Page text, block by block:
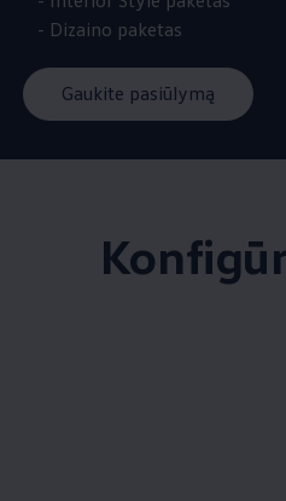
- Dizaino paketas
Gaukite pasiūlymą